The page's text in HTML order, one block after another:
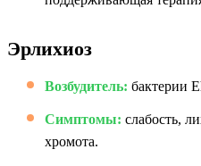
Эрлихиоз
Возбудитель: бактерии
Симптомы: слабость,
хромота.